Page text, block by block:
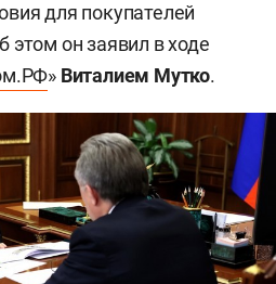
для покупателей
этом он заявил в ходе
» Виталием Мутко.